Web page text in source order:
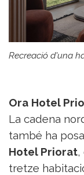
Recreació d'una
Ora Hotel
La cadena
també ha
Hotel Priorat,
tretze